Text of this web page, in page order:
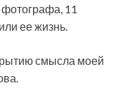
11
ее жизнь.
смысла моей